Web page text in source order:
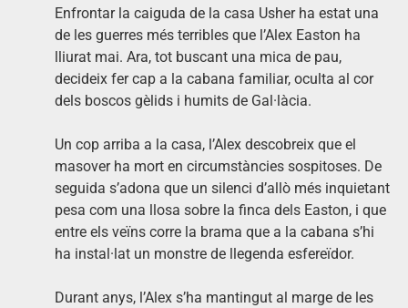
Enfrontar la caiguda de la casa Usher ha estat una
de les guerres més terribles que l’Alex Easton ha
lliurat mai. Ara, tot buscant una mica de pau,
decideix fer cap a la cabana familiar, oculta al cor
dels boscos gèlids i humits de Gal·làcia.
Un cop arriba a la casa, l’Alex descobreix que el
masover ha mort en circumstàncies sospitoses. De
seguida s’adona que un silenci d’allò més inquietant
pesa com una llosa sobre la finca dels Easton, i que
entre els veïns corre la brama que a la cabana s’hi
ha instal·lat un monstre de llegenda esfereïdor.
Durant anys, l’Alex s’ha mantingut al marge de les